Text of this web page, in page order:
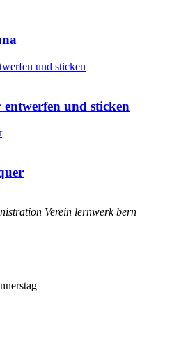
und sticken
Verein lernwerk bern